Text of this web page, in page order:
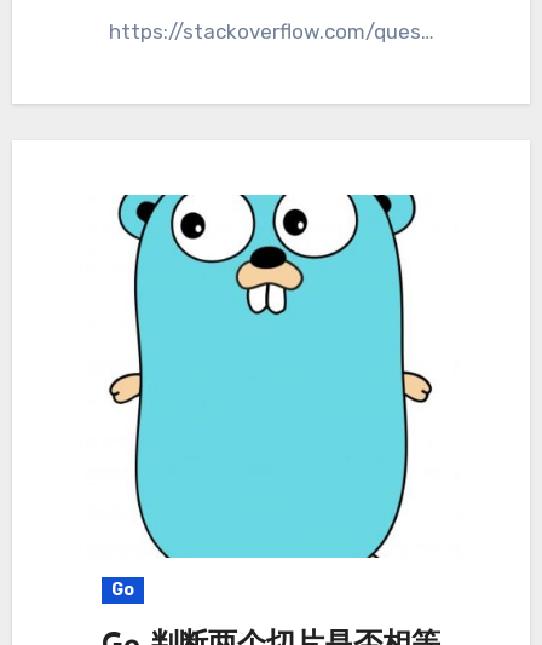
https://stackoverflow.com/ques…
Go